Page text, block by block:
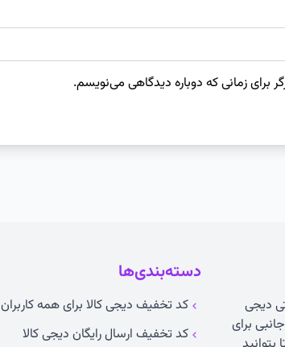
برای زمانی که دوباره دیدگاهی می‌نویسم.
دیجی
برای
دسته‌بندی‌ها
کد تخفیف دیجی کالا برای همه کاربران
کد تخفیف ارسال رایگان دیجی کالا